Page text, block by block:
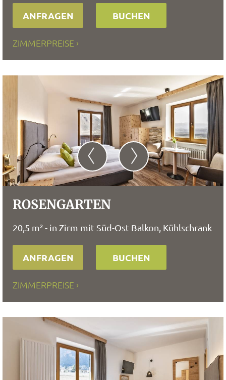
ANFRAGEN BUCHEN
ZIMMERPREISE
ROSENGARTEN
20,5 m² - in Zirm mit Süd-Ost Balkon, Kühlschrank
ANFRAGEN BUCHEN
ZIMMERPREISE